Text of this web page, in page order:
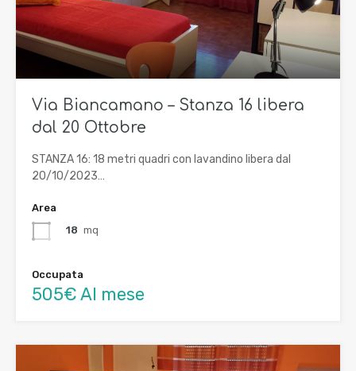
Via Biancamano – Stanza 16 libera
dal 20 Ottobre
STANZA 16: 18 metri quadri con lavandino libera dal
20/10/2023…
Area
18 mq
Occupata
505€ Al mese